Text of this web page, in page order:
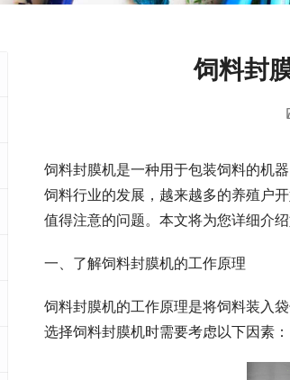
饲料封
饲料封膜机是一种用于包装饲料的机
饲料行业的发展，越来越多的养殖户
值得注意的问题。本文将为您详细介
一、了解饲料封膜机的工作原理
饲料封膜机的工作原理是将饲料装入
选择饲料封膜机时需要考虑以下因素：